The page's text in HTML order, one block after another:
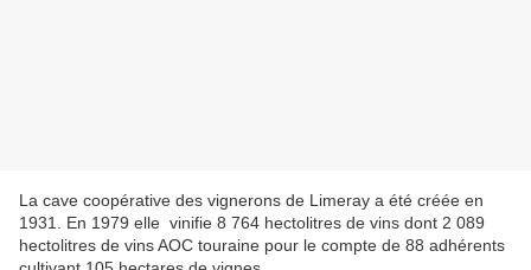
La cave coopérative des vignerons de Limeray a été créée en
1931. En 1979 elle vinifie 8 764 hectolitres de vins dont 2 089
hectolitres de vins AOC touraine pour le compte de 88 adhérents